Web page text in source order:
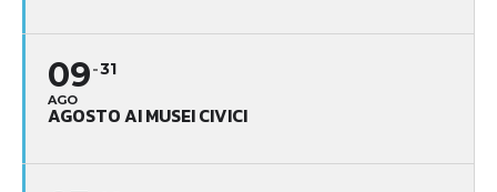
09
AGO
31
AGOSTO AI MUSEI CIVICI